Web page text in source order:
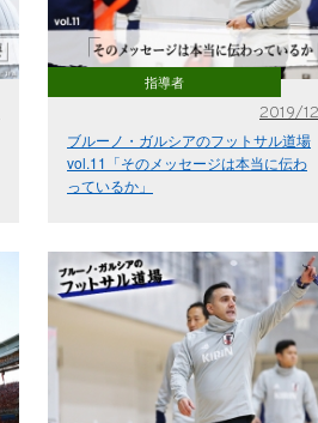
指導者
2019/
ブルーノ・ガルシアのフットサル道場
vol.11「そのメッセージは本当に伝わ
っているか」